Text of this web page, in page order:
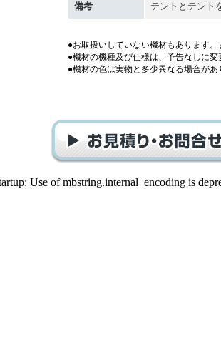
備考
テントとテント
●お取扱いしていない機材もあります
●機材の機種及び仕様は、予告なしに
●機材の色は実物と多少異なる場合があ
Use of mbstring.internal_encoding is